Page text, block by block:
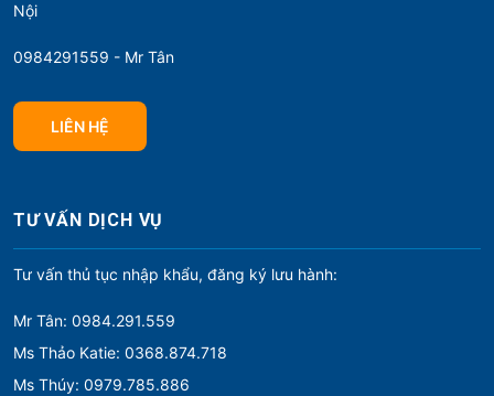
Nội
0984291559 - Mr Tân
LIÊN HỆ
TƯ VẤN DỊCH VỤ
Tư vấn thủ tục nhập khẩu, đăng ký lưu hành:
Mr Tân: 0984.291.559
Ms Thảo Katie: 0368.874.718
Ms Thúy: 0979.785.886